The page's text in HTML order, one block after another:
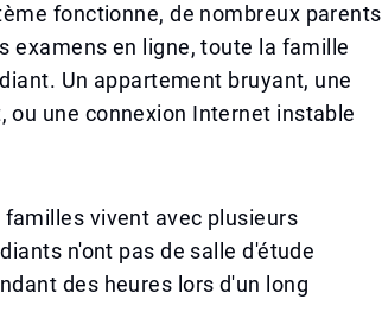
fonctionne, de nombreux parents
examens en ligne, toute la famille
Un appartement bruyant, une
une connexion Internet instable
vivent avec plusieurs
n'ont pas de salle d'étude
des heures lors d'un long